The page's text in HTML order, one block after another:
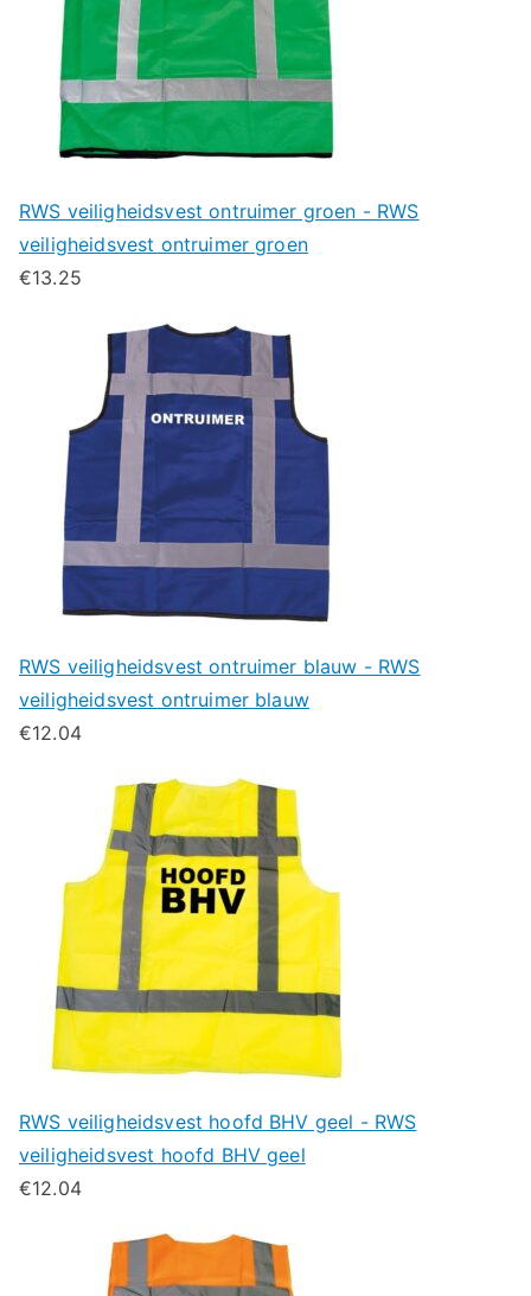
RWS veiligheidsvest ontruimer groen - RWS
veiligheidsvest ontruimer groen
€13.25
RWS veiligheidsvest ontruimer blauw - RWS
veiligheidsvest ontruimer blauw
€12.04
RWS veiligheidsvest hoofd BHV geel - RWS
veiligheidsvest hoofd BHV geel
€12.04